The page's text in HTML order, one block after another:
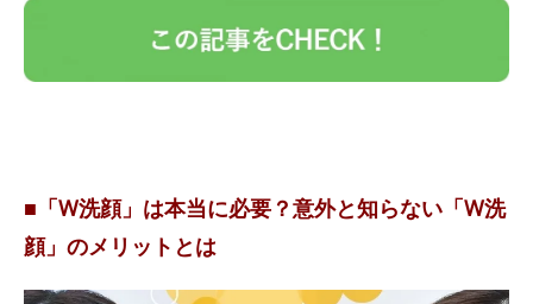
■「W洗顔」は本当に必要？意外と知らない「W洗
顔」のメリットとは